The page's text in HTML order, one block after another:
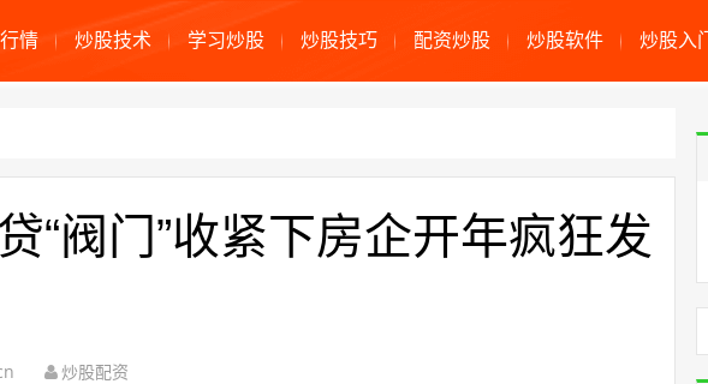
情 炒股技术 学习炒股 炒股技巧 配资炒股 炒股软件 炒股入门
“阀门”收紧下房企开年疯狂发
炒股配资